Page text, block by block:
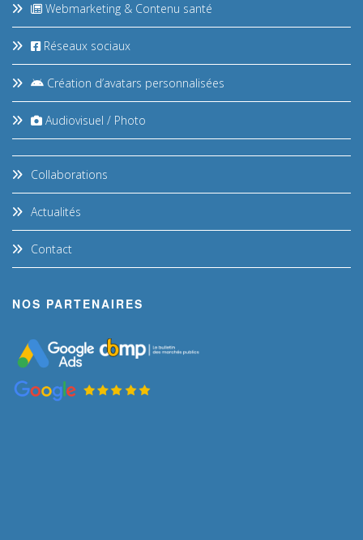
Webmarketing & Contenu santé
Réseaux sociaux
Création d’avatars personnalisées
Audiovisuel / Photo
Collaborations
Actualités
Contact
NOS PARTENAIRES